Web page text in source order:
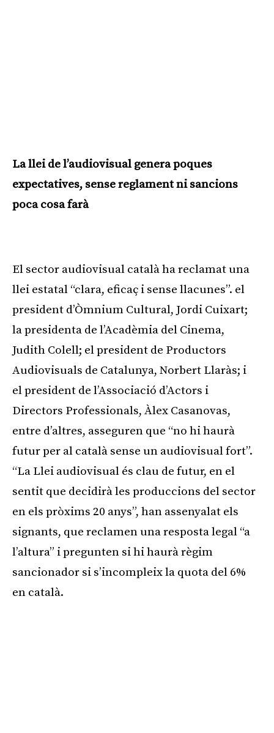
La llei de l’audiovisual genera poques
expectatives, sense reglament ni sancions
poca cosa farà
El sector audiovisual català ha reclamat una
llei estatal “clara, eficaç i sense llacunes”. el
president d’Òmnium Cultural, Jordi Cuixart;
la presidenta de l’Acadèmia del Cinema,
Judith Colell; el president de Productors
Audiovisuals de Catalunya, Norbert Llaràs; i
el president de l’Associació d’Actors i
Directors Professionals, Àlex Casanovas,
entre d’altres, asseguren que “no hi haurà
futur per al català sense un audiovisual fort”.
“La Llei audiovisual és clau de futur, en el
sentit que decidirà les produccions del sector
en els pròxims 20 anys”, han assenyalat els
signants, que reclamen una resposta legal “a
l’altura” i pregunten si hi haurà règim
sancionador si s’incompleix la quota del 6%
en català.